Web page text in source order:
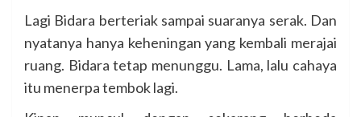
Lagi Bidara berteriak sampai suaranya serak. Dan
nyatanya hanya keheningan yang kembali merajai
ruang. Bidara tetap menunggu. Lama, lalu cahaya
itu menerpa tembok lagi.